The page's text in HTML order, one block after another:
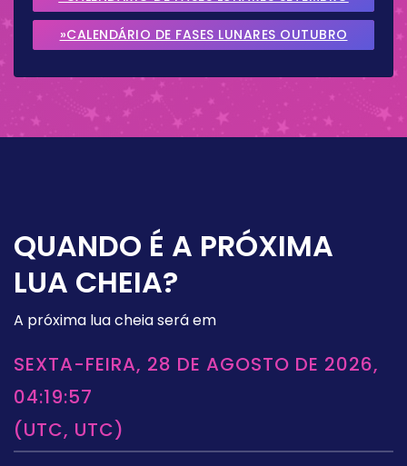
2026
»CALENDÁRIO DE FASES LUNARES OUTUBRO
QUANDO É A PRÓXIMA
LUA CHEIA?
A próxima lua cheia será em
SEXTA-FEIRA, 28 DE AGOSTO DE 2026,
04:19:57
(UTC, UTC)